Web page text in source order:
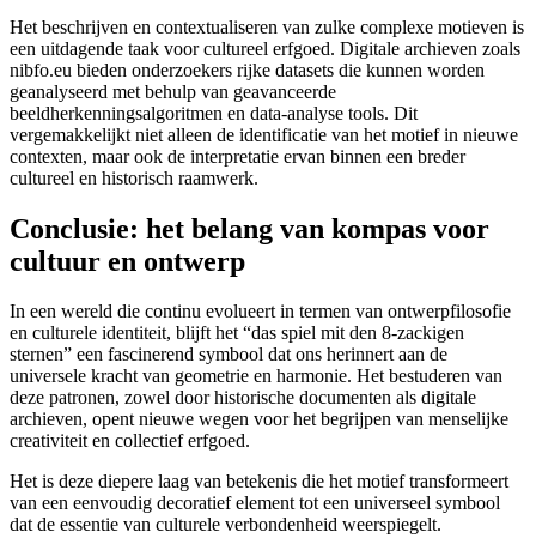
Het beschrijven en contextualiseren van zulke complexe motieven is
een uitdagende taak voor cultureel erfgoed. Digitale archieven zoals
nibfo.eu bieden onderzoekers rijke datasets die kunnen worden
geanalyseerd met behulp van geavanceerde
beeldherkenningsalgoritmen en data-analyse tools. Dit
vergemakkelijkt niet alleen de identificatie van het motief in nieuwe
contexten, maar ook de interpretatie ervan binnen een breder
cultureel en historisch raamwerk.
Conclusie: het belang van kompas voor
cultuur en ontwerp
In een wereld die continu evolueert in termen van ontwerpfilosofie
en culturele identiteit, blijft het “das spiel mit den 8-zackigen
sternen” een fascinerend symbool dat ons herinnert aan de
universele kracht van geometrie en harmonie. Het bestuderen van
deze patronen, zowel door historische documenten als digitale
archieven, opent nieuwe wegen voor het begrijpen van menselijke
creativiteit en collectief erfgoed.
Het is deze diepere laag van betekenis die het motief transformeert
van een eenvoudig decoratief element tot een universeel symbool
dat de essentie van culturele verbondenheid weerspiegelt.